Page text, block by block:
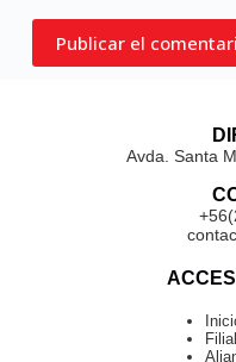
Publicar el
Avda. Santa